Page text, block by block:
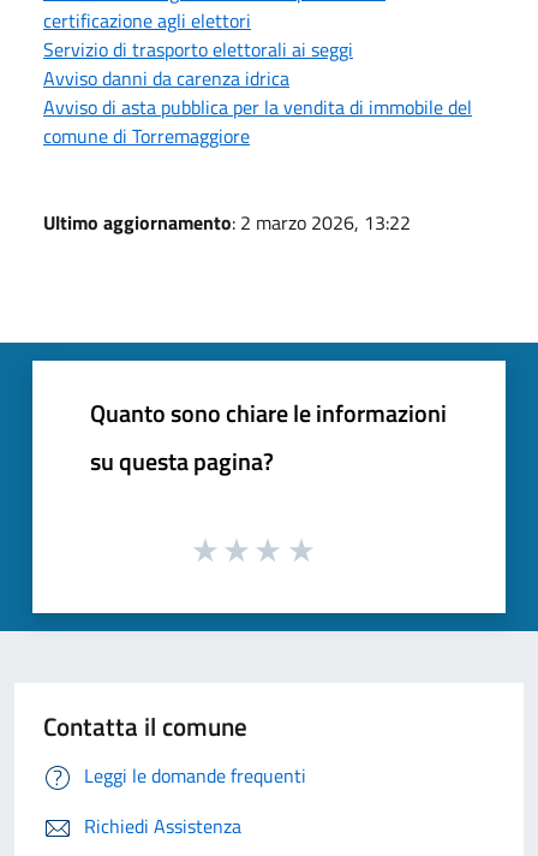
certificazione agli elettori
Servizio di trasporto elettorali ai seggi
Avviso danni da carenza idrica
Avviso di asta pubblica per la vendita di immobile del
comune di Torremaggiore
Ultimo aggiornamento: 2 marzo 2026, 13:22
Quanto sono chiare le informazioni
su questa pagina?
Contatta il comune
Leggi le domande frequenti
Richiedi Assistenza